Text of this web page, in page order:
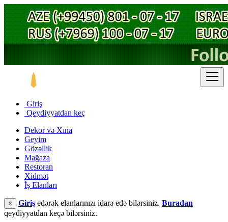
Giriş
Qeydiyyatdan keç
Dekor və Xına
Geyim
Gözəllik
Mağaza
Restoran
Xidmət
İş Elanları
× Giriş edərək elanlarınızı idarə edə bilərsiniz. Buradan
qeydiyyatdan keçə bilərsiniz.